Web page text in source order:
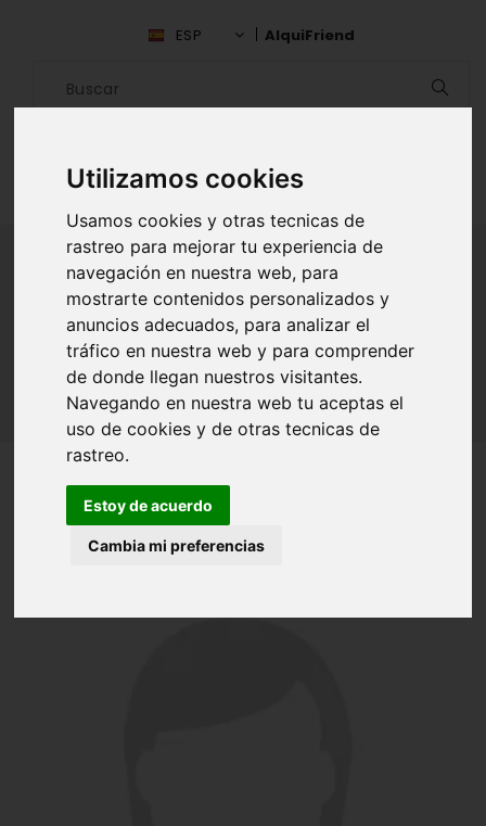
Utilizamos cookies
Usamos cookies y otras tecnicas de
rastreo para mejorar tu experiencia de
navegación en nuestra web, para
mostrarte contenidos personalizados y
anuncios adecuados, para analizar el
tráfico en nuestra web y para comprender
de donde llegan nuestros visitantes.
Navegando en nuestra web tu aceptas el
uso de cookies y de otras tecnicas de
rastreo.
Estoy de acuerdo
Cambia mi preferencias
ESP AlquiFriend
ALQUILAR AMIGO
Inicio Amigos Cundinamarca Natalia Rojas